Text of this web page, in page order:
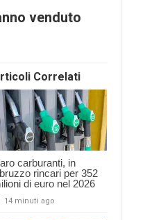
venduto
Correlati
carburanti, in
rincari per 352
di euro nel 2026
14 minuti ago